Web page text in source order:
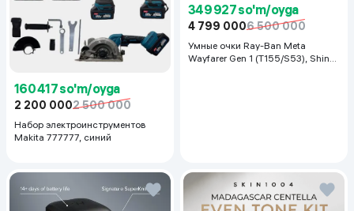
160 417 so'm/oyga
2 200 0002 500 000
Набор электроинструментов
Makita 777777, синий
349 927 so'm/oyga
4 799 0006 500 000
Умные очки Ray-Ban Meta
Wayfarer Gen 1 (T155/S53), Shiny